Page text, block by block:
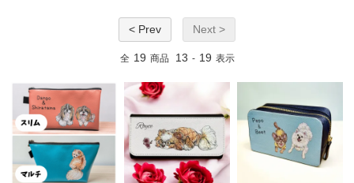
< Prev Next >
全 19 商品 13 - 19 表示